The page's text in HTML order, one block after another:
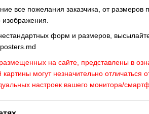
все пожелания заказчика, от размеров
форм и размеров,
на сайте, представлены в
картины могут незначительно отличаться
настроек вашего монитора/